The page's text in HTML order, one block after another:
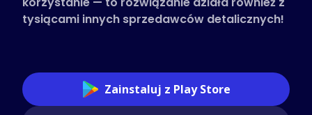
tysiącami innych sprzedawców detalicznych!
Zainstaluj z Play Store